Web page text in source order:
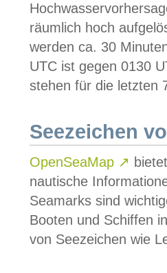
räumlich hoch
werden ca. 30
UTC ist gegen 0130
stehen für die letzten
Seezeichen
OpenSeaMap ↗
nautische
Seamarks sind
Booten und Schiffen
von Seezeichen wie